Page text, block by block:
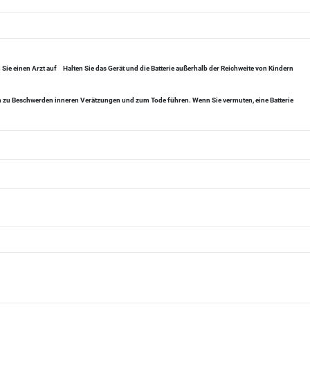
einen Arzt auf Halten Sie das Gerät und die Batterie außerhalb der Reichweite von Kindern
Beschwerden inneren Verätzungen und zum Tode führen. Wenn Sie vermuten, eine Batterie